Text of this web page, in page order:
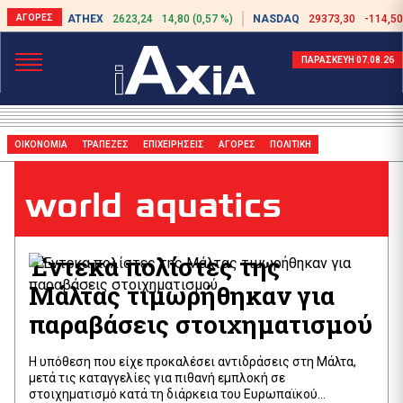
ATHEX 2623,24 14,80 (0,57 %) NASDAQ 29373,30 -
ΠΑΡΑΣΚΕΥΗ 07.08.26
ΟΙΚΟΝΟΜΙΑ ΤΡΑΠΕΖΕΣ ΕΠΙΧΕΙΡΗΣΕΙΣ ΑΓΟΡΕΣ ΠΟΛΙΤΙΚΗ
world aquatics
Έντεκα πολίστες της
Μάλτας τιμωρήθηκαν για
παραβάσεις στοιχηματισμού
Η υπόθεση που είχε προκαλέσει αντιδράσεις στη Μάλτα,
μετά τις καταγγελίες για πιθανή εμπλοκή σε
στοιχηματισμό κατά τη διάρκεια του Ευρωπαϊκού